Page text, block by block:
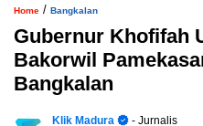
Home / Bangkalan
Gubernur Khofifah
Bakorwil
Bangkalan
Klik Madura
- Jurnalis